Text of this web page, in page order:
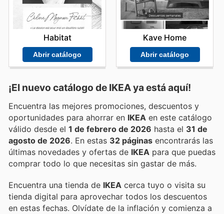
Habitat
Abrir catálogo
Kave Home
Abrir catálogo
¡El nuevo catálogo de IKEAya está aquí!
Encuentra las mejores promociones, descuentos y
oportunidades para ahorrar en IKEA en este catálogo
válido desde el 1 de febrero de 2026 hasta el 31 de
agosto de 2026 . En estas 32 páginas encontrarás las
últimas novedades y ofertas de IKEA para que puedas
comprar todo lo que necesitas sin gastar de más.
Encuentra una tienda de IKEA cerca tuyo o visita su
tienda digital para aprovechar todos los descuentos
en estas fechas. Olvídate de la inflación y comienza a